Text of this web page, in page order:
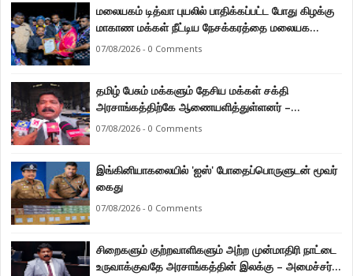
மலையகம் டித்வா புயலில் பாதிக்கப்பட்ட போது கிழக்கு
மாகாண மக்கள் நீட்டிய நேசக்கரத்தை மலையக
மக்கள் ஒருபோதும் மறக்கமாட்டார்கள் : நுவரெலியா
07/08/2026 - 0 Comments
தமிழ் பேசும் மக்களும் தேசிய மக்கள் சக்தி
அரசாங்கத்திற்கே ஆணையளித்துள்ளனர் –
கடற்றொழில் அமைச்சர் இராமலிங்கம் சந்திரசேகர்
07/08/2026 - 0 Comments
இங்கினியாகலையில் 'ஐஸ்' போதைப்பொருளுடன் மூவர்
கைது
07/08/2026 - 0 Comments
சிறைகளும் குற்றவாளிகளும் அற்ற முன்மாதிரி நாட்டை
உருவாக்குவதே அரசாங்கத்தின் இலக்கு – அமைச்சர்